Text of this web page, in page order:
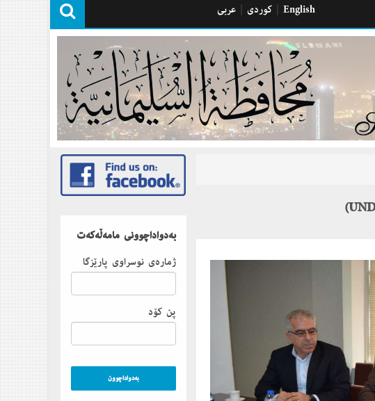
كوردی عربی English
بەدواداچوونى مامەڵەكەت
ژمارەى نوسراوى پارێزگا
پن كۆد